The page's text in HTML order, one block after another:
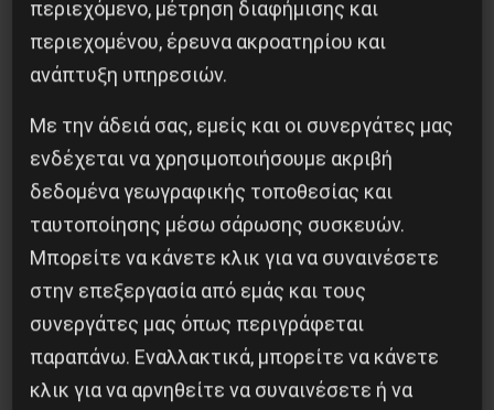
Βλαντίμιρ Τριανταφίλοφ: ο Ελληνοπόντιος
στρατιωτικός εγκέφαλος του Κόκκινου
Στρατού
περιεχόμενο, μέτρηση διαφήμισης και
περιεχομένου, έρευνα ακροατηρίου και
ανάπτυξη υπηρεσιών.
Με την άδειά σας, εμείς και οι συνεργάτες μας
ενδέχεται να χρησιμοποιήσουμε ακριβή
δεδομένα γεωγραφικής τοποθεσίας και
ταυτοποίησης μέσω σάρωσης συσκευών.
Μπορείτε να κάνετε κλικ για να συναινέσετε
στην επεξεργασία από εμάς και τους
συνεργάτες μας όπως περιγράφεται
παραπάνω. Εναλλακτικά, μπορείτε να κάνετε
κλικ για να αρνηθείτε να συναινέσετε ή να